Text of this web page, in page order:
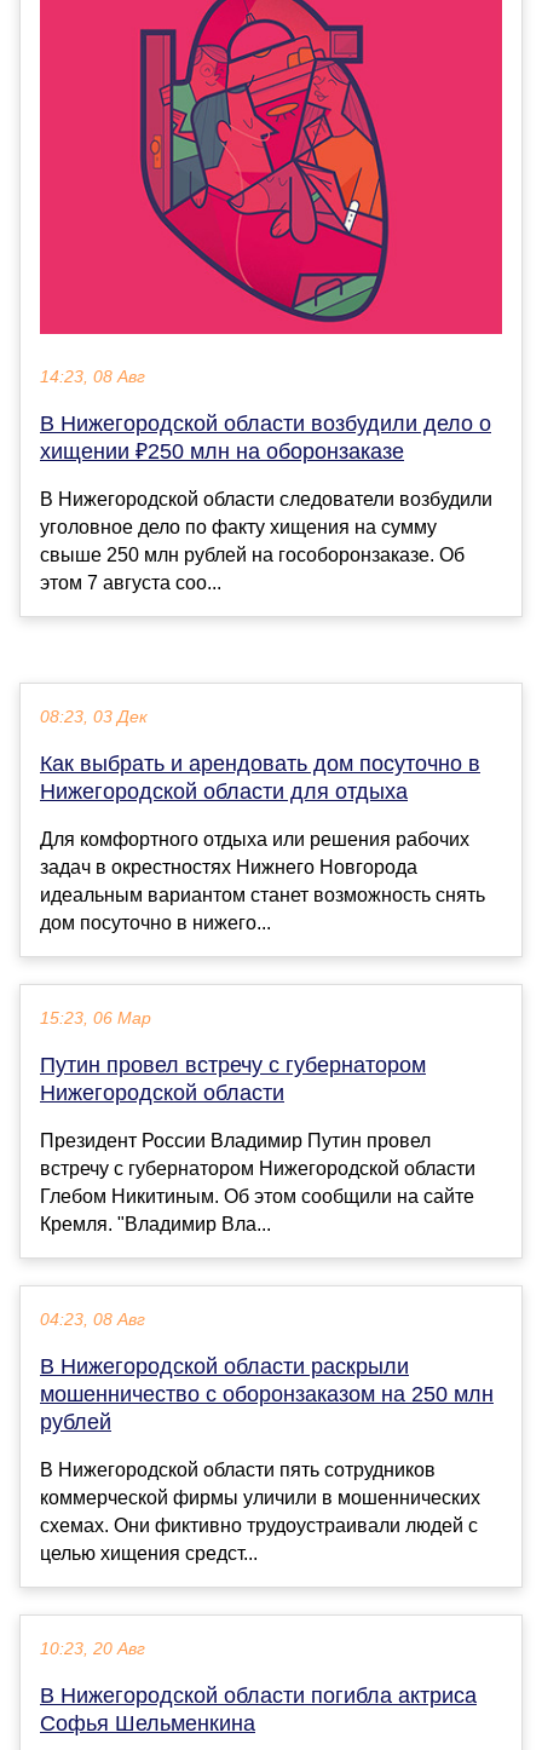
14:23, 08 Авг
В Нижегородской области возбудили дело о
хищении ₽250 млн на оборонзаказе
В Нижегородской области следователи возбудили
уголовное дело по факту хищения на сумму
свыше 250 млн рублей на гособоронзаказе. Об
этом 7 августа соо...
08:23, 03 Дек
Как выбрать и арендовать дом посуточно в
Нижегородской области для отдыха
Для комфортного отдыха или решения рабочих
задач в окрестностях Нижнего Новгорода
идеальным вариантом станет возможность снять
дом посуточно в нижего...
15:23, 06 Мар
Путин провел встречу с губернатором
Нижегородской области
Президент России Владимир Путин провел
встречу с губернатором Нижегородской области
Глебом Никитиным. Об этом сообщили на сайте
Кремля. "Владимир Вла...
04:23, 08 Авг
В Нижегородской области раскрыли
мошенничество с оборонзаказом на 250 млн
рублей
В Нижегородской области пять сотрудников
коммерческой фирмы уличили в мошеннических
схемах. Они фиктивно трудоустраивали людей с
целью хищения средст...
10:23, 20 Авг
В Нижегородской области погибла актриса
Софья Шельменкина